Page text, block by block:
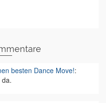
besten Dance Move!: